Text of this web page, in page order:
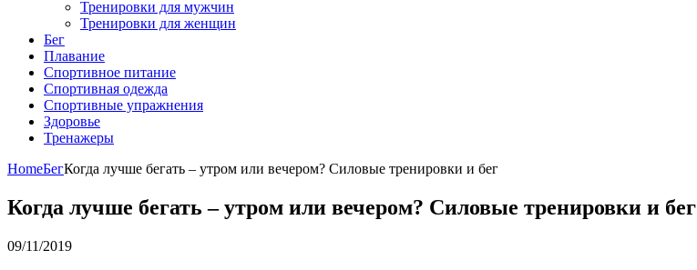
Тренировки для мужчин
Тренировки для женщин
Бег
Плавание
Спортивное питание
Спортивная одежда
Спортивные упражнения
Здоровье
Тренажеры
HomeБегКогда лучше бегать – утром или вечером? Силовые тренировки и бег
Когда лучше бегать – утром или вечером? Силовые тренировки и бег
09/11/2019